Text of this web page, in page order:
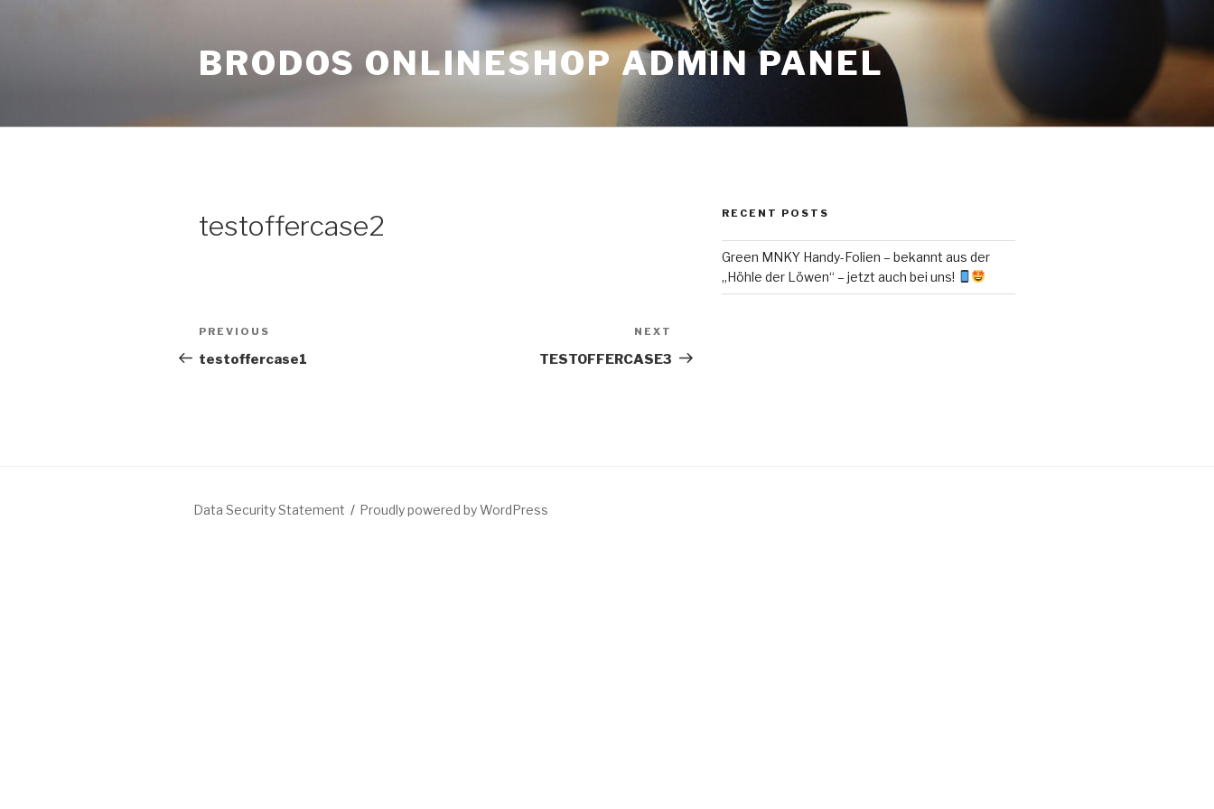
BRODOS ONLINESHOP ADMIN PANEL
testoffercase2
Post
navigation
Previous
Post
PREVIOUS
testoffercase1
Post
NEXT
TESTOFFERCASE3
RECENT POSTS
Green MNKY Handy-Folien – bekannt aus der
„Höhle der Löwen“ – jetzt auch bei uns!
Data Security Statement Proudly powered by WordPress